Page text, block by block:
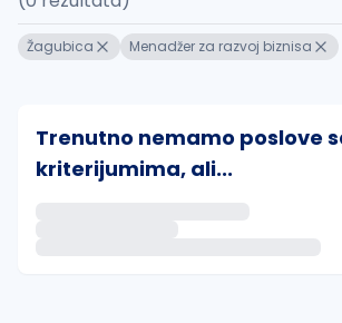
Žagubica Menadžer za razvoj biznisa
Trenutno nemamo poslove
kriterijumima, ali...